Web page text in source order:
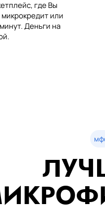
где Вы
или
Деньги на